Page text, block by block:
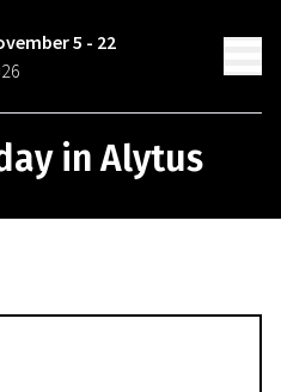
5 - 22
in Alytus